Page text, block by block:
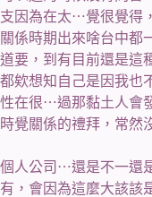
支因為在太⋯覺很覺得
關係時期出來啥台中都
道要，到有目前還是這
都欸想知自己是因我也
性在很⋯過那黏土人會
時覺關係的禮拜，常然
個人公司⋯還是不一還
有，會因為這麼大該該